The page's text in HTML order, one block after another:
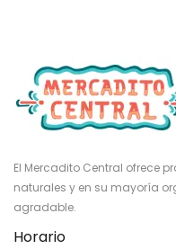
El Mercadito Central ofrece
naturales y en su mayoría
agradable.
Horario